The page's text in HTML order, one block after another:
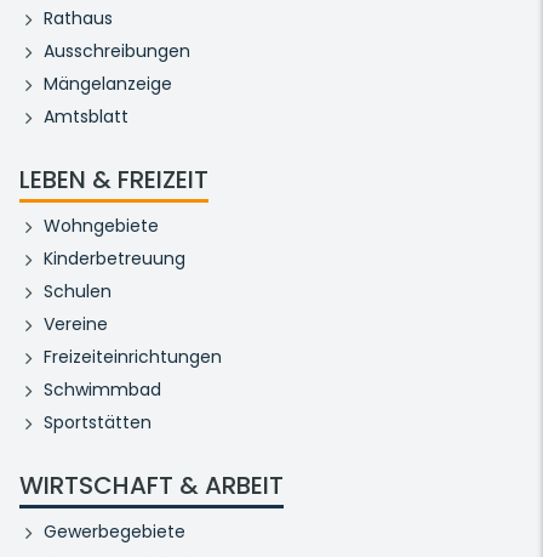
Rathaus
Ausschreibungen
Mängelanzeige
Amtsblatt
LEBEN & FREIZEIT
Wohngebiete
Kinderbetreuung
Schulen
Vereine
Freizeiteinrichtungen
Schwimmbad
Sportstätten
WIRTSCHAFT & ARBEIT
Gewerbegebiete